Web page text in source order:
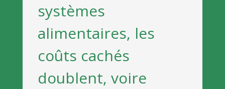
systèmes
alimentaires, les
coûts cachés
doublent, voire